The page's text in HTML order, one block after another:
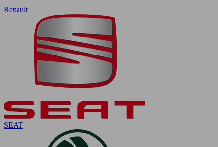
Renault
SEAT